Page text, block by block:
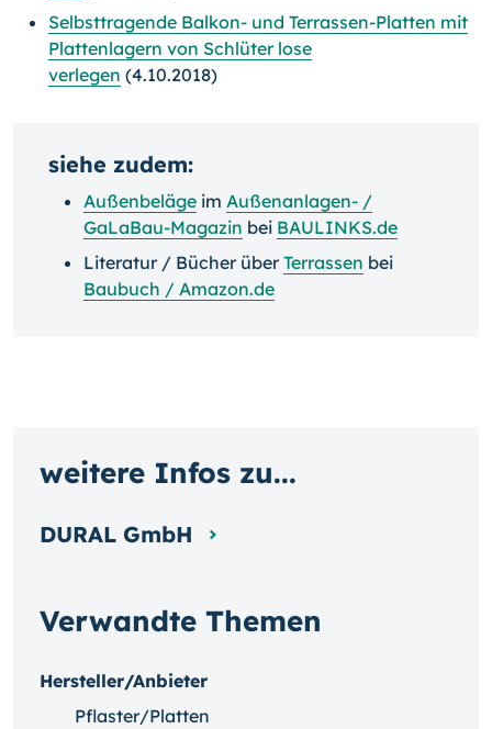
Selbsttragende Balkon- und Terrassen-Platten mit
Plattenlagern von Schlüter lose
verlegen (4.10.2018)
siehe zudem:
Außenbeläge im Außenanlagen- /
GaLaBau-Magazin bei BAULINKS.de
Literatur / Bücher überTerrassen bei
Baubuch / Amazon.de
Verwandte Themen
Hersteller/Anbieter
Pflaster/Platten
weitere Infos zu...
DURAL GmbH